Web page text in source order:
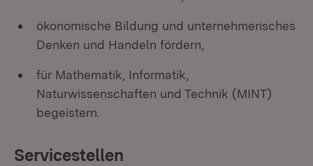
ökonomische Bildung und unternehmerisches
Denken und Handeln fördern,
für Mathematik, Informatik,
Naturwissenschaften und Technik (MINT)
begeistern.
Servicestellen